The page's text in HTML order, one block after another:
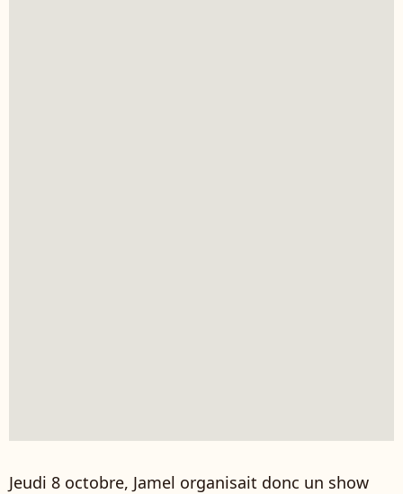
Jeudi 8 octobre, Jamel organisait donc un show